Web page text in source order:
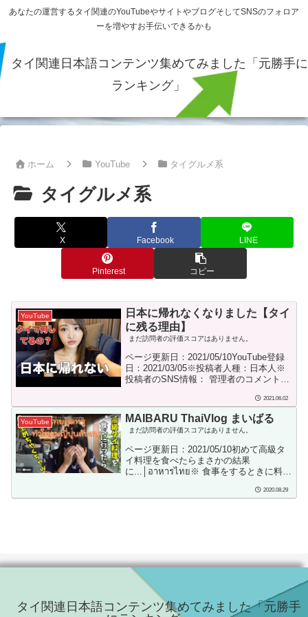
あなたの運営するタイ関連のYouTubeやサイトやブログそしてSNSのフォロア
ーを増やすお手伝いできるかも
タイ関連日本語コンテンツ集めてみました「元勝手に
ランキング」
ホーム YouTube タイグルメ系
タイグルメ系
X Facebook LINE
Pinterest コピー
YouTube
日本に帰れなくなりました【タイ
に残る理由】
まだ訪問者の評価スコアはありません。
ページ更新日：2021/05/10YouTube登録
日：2021/03/05※投稿者人種：日本人※
投稿者のSNS情報： 管理者のコメント：
した【タイに残る理由】」に興味があっ
て見ましたが、期待を裏切られました。
このタイトルはキャッチコピー用なので
しょうか。タイトルと内容が一致しない
動画の典型のようですね。(苦笑)延々と日
本が恋しいとのコメントを続けていて正
直・・・食傷気味になりました。勝手に
ランキング：
2021.06.02
YouTube MAIBARU ThaiVlog まいばる
まだ訪問者の評価スコアはありません。
ページ更新日：2021/05/10初めて高級タ
イ料理を食べたらまさかの結果
に...│อาหาร​ไทย​※ 食事をするときに料理
がとても多いのですが、きちんと教育を
ほうが賢明です。バンコクの「高級レス
トラン」では、料理はスプーンも使って
自分のお皿に運び、タレもスプーンで取
ってかけて食...
2020.08.29
タイ関連日本語コンテンツ集めてみました「元勝手